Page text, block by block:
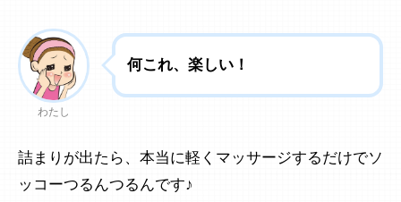
わたし
何これ、楽しい！
詰まりが出たら、本当に軽くマッサージするだけでソ
ッコーつるんつるんです♪